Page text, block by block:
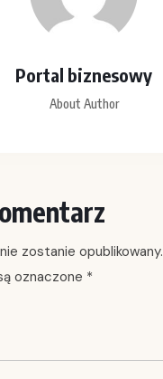
Portal biznesowy
About Author
zostanie opublikowany.
oznaczone *